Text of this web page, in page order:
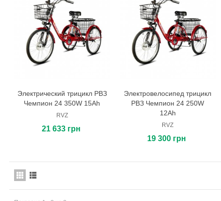
В корзину
Электрический трицикл РВЗ
Чемпион 24 350W 15Ah
RVZ
21 633 грн
В корзину
Электровелосипед трицикл
РВЗ Чемпион 24 250W
12Ah
RVZ
19 300 грн